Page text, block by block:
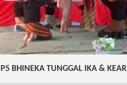
P5 BHINEKA TUNGGAL IKA &